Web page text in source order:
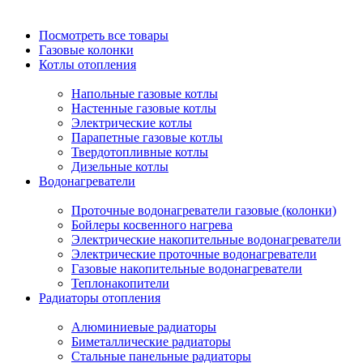
Посмотреть все товары
Газовые колонки
Котлы отопления
Напольные газовые котлы
Настенные газовые котлы
Электрические котлы
Парапетные газовые котлы
Твердотопливные котлы
Дизельные котлы
Водонагреватели
Проточные водонагреватели газовые (колонки)
Бойлеры косвенного нагрева
Электрические накопительные водонагреватели
Электрические проточные водонагреватели
Газовые накопительные водонагреватели
Теплонакопители
Радиаторы отопления
Алюминиевые радиаторы
Биметаллические радиаторы
Стальные панельные радиаторы